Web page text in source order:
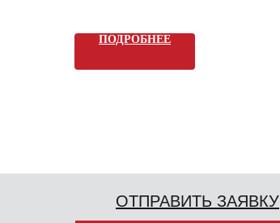
ПОДРОБНЕЕ
ОТПРАВИТЬ ЗАЯВКУ